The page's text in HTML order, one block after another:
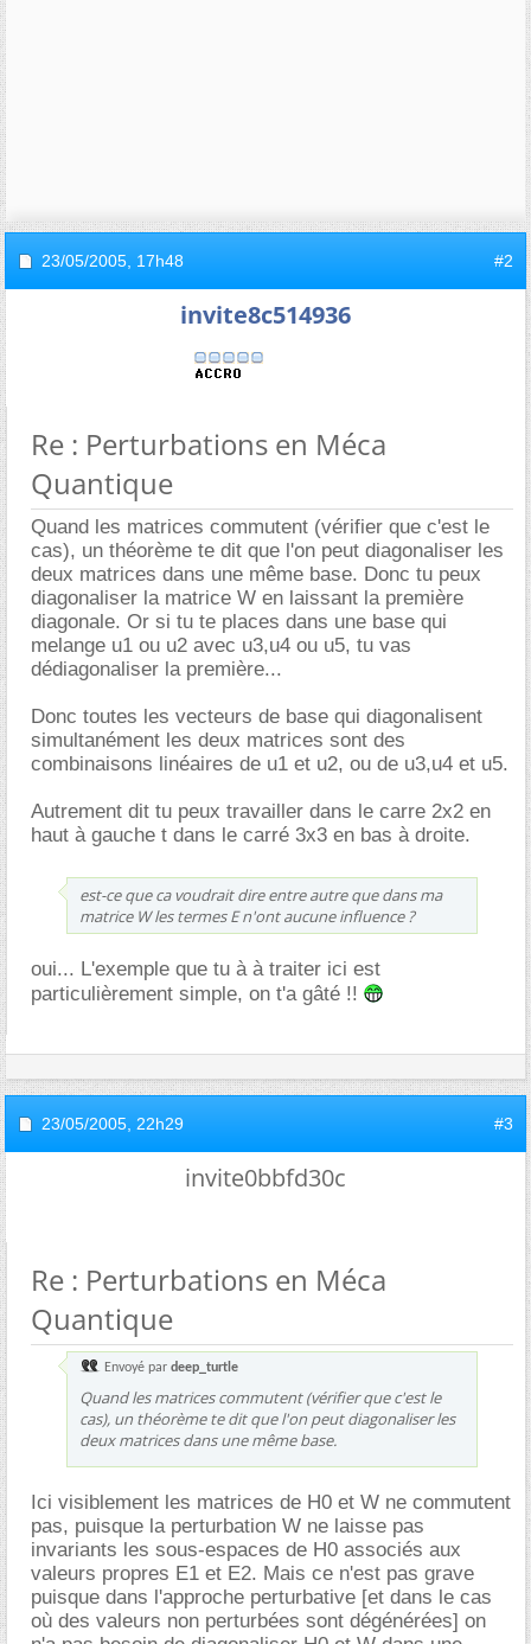
23/05/2005, 17h48 #2
invite8c514936
Re : Perturbations en Méca
Quantique
Quand les matrices commutent (vérifier que c'est le
cas), un théorème te dit que l'on peut diagonaliser les
deux matrices dans une même base. Donc tu peux
diagonaliser la matrice W en laissant la première
diagonale. Or si tu te places dans une base qui
melange u1 ou u2 avec u3,u4 ou u5, tu vas
dédiagonaliser la première...
Donc toutes les vecteurs de base qui diagonalisent
simultanément les deux matrices sont des
combinaisons linéaires de u1 et u2, ou de u3,u4 et u5.
Autrement dit tu peux travailler dans le carre 2x2 en
haut à gauche t dans le carré 3x3 en bas à droite.
est-ce que ca voudrait dire entre autre que dans ma
matrice W les termes E n'ont aucune influence ?
oui... L'exemple que tu à à traiter ici est
particulièrement simple, on t'a gâté !!
23/05/2005, 22h29 #3
invite0bbfd30c
Re : Perturbations en Méca
Quantique
Envoyé par deep_turtle
Quand les matrices commutent (vérifier que c'est le
cas), un théorème te dit que l'on peut diagonaliser les
deux matrices dans une même base.
Ici visiblement les matrices de H0 et W ne commutent
pas, puisque la perturbation W ne laisse pas
invariants les sous-espaces de H0 associés aux
valeurs propres E1 et E2. Mais ce n'est pas grave
puisque dans l'approche perturbative [et dans le cas
où des valeurs non perturbées sont dégénérées] on